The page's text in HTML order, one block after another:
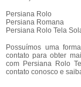
Persiana Rolo
Persiana Romana
Persiana Rolo Tela
Possuímos uma
contato para obter
com Persiana Rolo
contato conosco e